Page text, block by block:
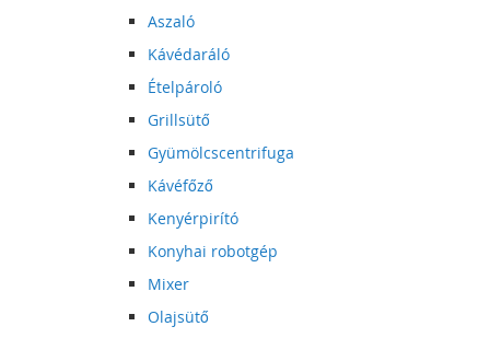
Aszaló
Kávédaráló
Ételpároló
Grillsütő
Gyümölcscentrifuga
Kávéfőző
Kenyérpirító
Konyhai robotgép
Mixer
Olajsütő